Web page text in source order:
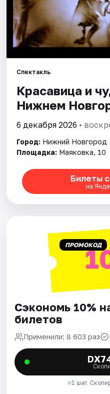
Спорт
События
Города
Площадки
Артисты
Рейтинги
Спектакль
Красавица и
Нижнем
6 декабря 2026 •
Город: Нижний Новгород
Площадка: Маяковка, 10
Билеты
на
ПРОМОКОД
Сэкономь 10%
билетов
Применили: 8 603 раз
1 шаг.